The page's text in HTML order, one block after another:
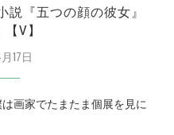
『五つの顔の彼女』
V】
17日
画家でたまたま個展を見に